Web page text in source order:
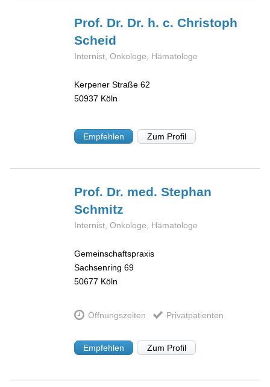
Prof. Dr. Dr. h. c. Christoph
Scheid
Internist, Onkologe, Hämatologe
Kerpener Straße 62
50937 Köln
Empfehlen Zum Profil
Prof. Dr. med. Stephan
Schmitz
Internist, Onkologe, Hämatologe
Gemeinschaftspraxis
Sachsenring 69
50677 Köln
Öffnungszeiten Privatpatienten
Empfehlen Zum Profil